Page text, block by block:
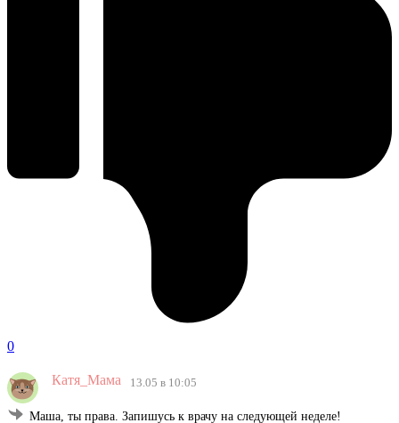
0
Катя_Мама 13.05 в 10:05
Маша, ты права. Запишусь к врачу на следующей неделе!